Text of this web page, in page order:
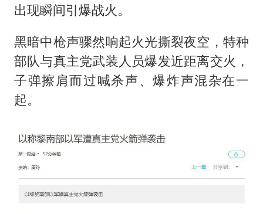
出现瞬间引爆战火。
黑暗中枪声骤然响起火光撕裂夜空，特种
部队与真主党武装人员爆发近距离交火，
子弹擦肩而过喊杀声、爆炸声混杂在一
起。